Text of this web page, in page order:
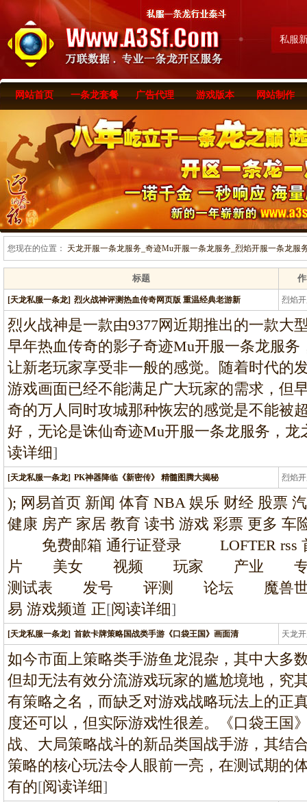
私服
网站首页 一条龙套餐 广告代理 游戏版本 网站制作
您现在的位置： 天龙开服一条龙服务_奇迹Mu开服一条龙服务_烈焰开服一条龙服
标题
[天龙私服一条龙] 烈火战神评测热血传奇网页版 重温经典老游新 烈焰
龙
烈火战神是一款由9377网近期推出的一款大
早年热血传奇的影子奇迹Mu开服一条龙服
让新老玩家享受非一般的感觉。随着时代的
游戏画面已经不能满足广大玩家的需求，但
奇的万人同时攻城那种恢宏的感觉是不能被
好，无论是诛仙奇迹Mu开服一条龙服务，
读详细]
[天龙私服一条龙] PK神器降临《新密传》 精髓图腾大揭秘 烈焰
龙
); 网易首页 新闻 体育 NBA 娱乐 财经 股票
健康 房产 家居 教育 读书 游戏 彩票 更多 车
免费邮箱 通行证登录 LOFTER
片 美女 视频 玩家 产业
测试表 发号 评测 论坛 魔兽世
易 游戏频道 正[阅读详细]
[天龙私服一条龙] 首款卡牌策略国战类手游《口袋王国》画面清 天龙
龙
如今市面上策略类手游鱼龙混杂，其中大多
但却无法有效分流游戏玩家的尴尬境地，究
有策略之名，而缺乏对游戏战略玩法上的正
度还可以，但实际游戏性很差。《口袋王国
战、大局策略战斗的新品类国战手游，其结
策略的核心玩法令人眼前一亮，在测试期的
有的[阅读详细]